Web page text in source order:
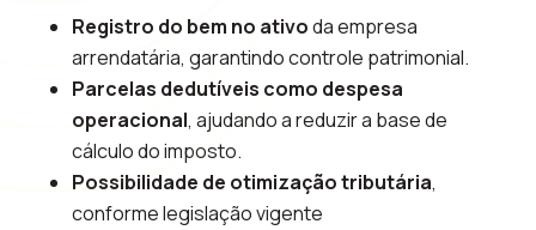
Registro do bem no ativoda empresa
arrendatária, garantindo controle patrimonial.
Parcelas dedutíveis como despesa
operacional, ajudando a reduzir a base de
cálculo do imposto.
Possibilidade de otimização tributária,
conforme legislação vigente